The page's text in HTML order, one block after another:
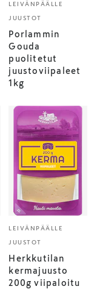
LEIVÄNPÄÄLLE
JUUSTOT
Porlammin
Gouda
puolitetut
juustoviipaleet
1kg
LEIVÄNPÄÄLLE
JUUSTOT
Herkkutilan
kermajuusto
200g viipaloitu